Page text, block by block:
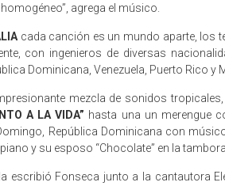
agrega el músico.
cada canción es un mundo aparte, los
con ingenieros de diversas
Dominicana, Venezuela, Puerto Rico y
mezcla de sonidos
A LA VIDA” hasta una un merengue
República Dominicana con
y su esposo “Chocolate” en la
la escribió Fonseca junto a la cantautora